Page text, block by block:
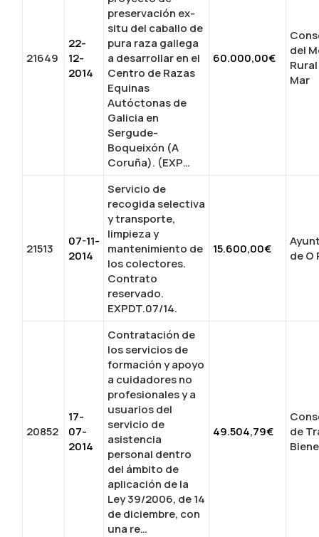
21649
22-
12-
2014
preservación ex-
situ del caballo de
pura raza gallega
a desarrollar en el
Centro de Razas
Equinas
Autóctonas de
Galicia en
Sergude-
Boqueixón (A
Coruña). (EXP…
60.000,00€
del
Mar
21513
07-11-
2014
Servicio de
recogida selectiva
y transporte,
limpieza y
mantenimiento de
los colectores.
Contrato
reservado.
EXPDT.07/14.
15.600,00€
de O
20852
17-
07-
2014
Contratación de
los servicios de
formación y apoyo
a cuidadores no
profesionales y a
usuarios del
servicio de
asistencia
personal dentro
del ámbito de
aplicación de la
Ley 39/2006, de 14
de diciembre, con
una re…
49.504,79€
de